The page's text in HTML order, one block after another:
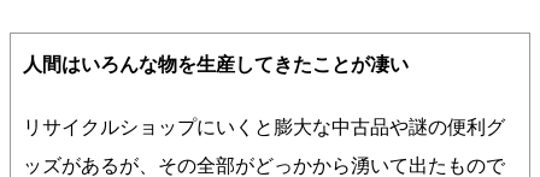
人間はいろんな物を生産してきたことが凄い
リサイクルショップにいくと膨大な中古品や謎の便利グ
ッズがあるが、その全部がどっかから湧いて出たもので